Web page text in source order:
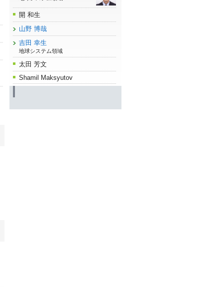
開 和生
山野 博哉
吉田 幸生
地球システム領域
太田 芳文
Shamil Maksyutov